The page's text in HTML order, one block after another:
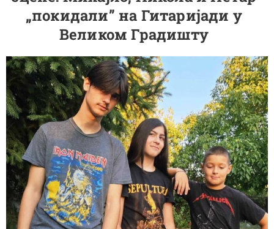
„покидали” на Гитаријади у
Великом Градишту